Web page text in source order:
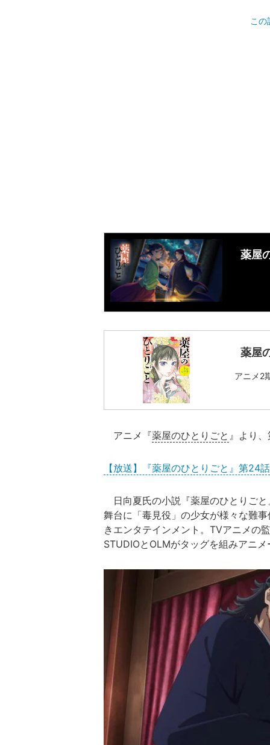
この
薬屋
薬屋
アニメ2
アニメ『薬屋のひとりごと 』より
【放送】『薬屋のひとりごと』第24話
日向夏氏の小説『薬屋のひとりご
舞台に「毒見役」の少女が様々な難
きエンタテインメント。TVアニメの
STUDIOとOLMがタッグを組みアニ